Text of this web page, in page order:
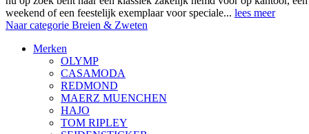
weekend of een feestelijk exemplaar voor speciale... lees meer
Naar categorie Breien & Zweten
Merken
OLYMP
CASAMODA
REDMOND
MAERZ MUENCHEN
HAJO
TOM RIPLEY